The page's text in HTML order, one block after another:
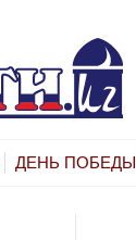
ДЕНЬ ПОБЕДЫ